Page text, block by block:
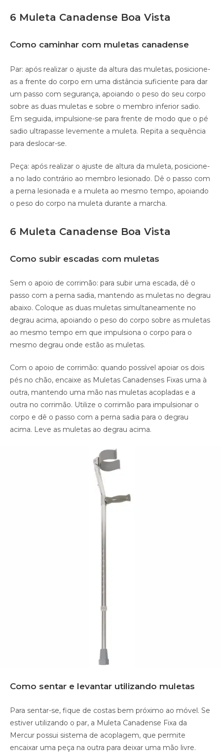
6 Muleta Canadense Boa Vista
Como caminhar com muletas canadense
Par: após realizar o ajuste da altura das muletas, posicione-
as a frente do corpo em uma distância suficiente para dar
um passo com segurança, apoiando o peso do seu corpo
sobre as duas muletas e sobre o membro inferior sadio.
Em seguida, impulsione-se para frente de modo que o pé
sadio ultrapasse levemente a muleta. Repita a sequência
para deslocar-se.
Peça: após realizar o ajuste de altura da muleta, posicione-
a no lado contrário ao membro lesionado. Dê o passo com
a perna lesionada e a muleta ao mesmo tempo, apoiando
o peso do corpo na muleta durante a marcha.
6 Muleta Canadense Boa Vista
Como subir escadas com muletas
Sem o apoio de corrimão: para subir uma escada, dê o
passo com a perna sadia, mantendo as muletas no degrau
abaixo. Coloque as duas muletas simultaneamente no
degrau acima, apoiando o peso do corpo sobre as muletas
ao mesmo tempo em que impulsiona o corpo para o
mesmo degrau onde estão as muletas.
Com o apoio de corrimão: quando possível apoiar os dois
pés no chão, encaixe as Muletas Canadenses Fixas uma à
outra, mantendo uma mão nas muletas acopladas e a
outra no corrimão. Utilize o corrimão para impulsionar o
corpo e dê o passo com a perna sadia para o degrau
acima. Leve as muletas ao degrau acima.
Como sentar e levantar utilizando muletas
Para sentar-se, fique de costas bem próximo ao móvel. Se
estiver utilizando o par, a Muleta Canadense Fixa da
Mercur possui sistema de acoplagem, que permite
encaixar uma peça na outra para deixar uma mão livre.